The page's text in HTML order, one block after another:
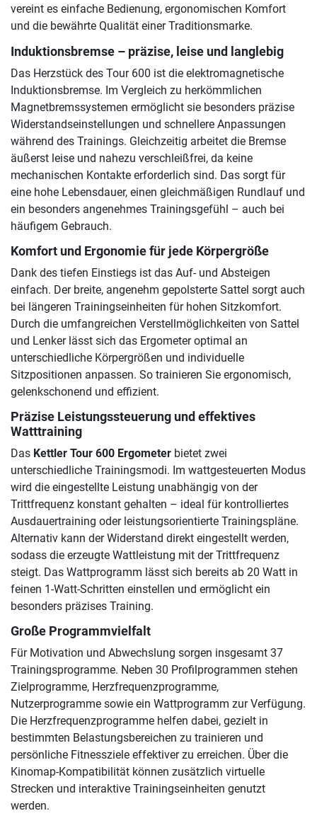
vereint es einfache Bedienung, ergonomischen Komfort
und die bewährte Qualität einer Traditionsmarke.
Induktionsbremse – präzise, leise und langlebig
Das Herzstück des Tour 600 ist die elektromagnetische
Induktionsbremse. Im Vergleich zu herkömmlichen
Magnetbremssystemen ermöglicht sie besonders präzise
Widerstandseinstellungen und schnellere Anpassungen
während des Trainings. Gleichzeitig arbeitet die Bremse
äußerst leise und nahezu verschleißfrei, da keine
mechanischen Kontakte erforderlich sind. Das sorgt für
eine hohe Lebensdauer, einen gleichmäßigen Rundlauf und
ein besonders angenehmes Trainingsgefühl – auch bei
häufigem Gebrauch.
Komfort und Ergonomie für jede Körpergröße
Dank des tiefen Einstiegs ist das Auf- und Absteigen
einfach. Der breite, angenehm gepolsterte Sattel sorgt auch
bei längeren Trainingseinheiten für hohen Sitzkomfort.
Durch die umfangreichen Verstellmöglichkeiten von Sattel
und Lenker lässt sich das Ergometer optimal an
unterschiedliche Körpergrößen und individuelle
Sitzpositionen anpassen. So trainieren Sie ergonomisch,
gelenkschonend und effizient.
Präzise Leistungssteuerung und effektives
Watttraining
Das Kettler Tour 600 Ergometer bietet zwei
unterschiedliche Trainingsmodi. Im wattgesteuerten Modus
wird die eingestellte Leistung unabhängig von der
Trittfrequenz konstant gehalten – ideal für kontrolliertes
Ausdauertraining oder leistungsorientierte Trainingspläne.
Alternativ kann der Widerstand direkt eingestellt werden,
sodass die erzeugte Wattleistung mit der Trittfrequenz
steigt. Das Wattprogramm lässt sich bereits ab 20 Watt in
feinen 1-Watt-Schritten einstellen und ermöglicht ein
besonders präzises Training.
Große Programmvielfalt
Für Motivation und Abwechslung sorgen insgesamt 37
Trainingsprogramme. Neben 30 Profilprogrammen stehen
Zielprogramme, Herzfrequenzprogramme,
Nutzerprogramme sowie ein Wattprogramm zur Verfügung.
Die Herzfrequenzprogramme helfen dabei, gezielt in
bestimmten Belastungsbereichen zu trainieren und
persönliche Fitnessziele effektiver zu erreichen. Über die
Kinomap-Kompatibilität können zusätzlich virtuelle
Strecken und interaktive Trainingseinheiten genutzt
werden.